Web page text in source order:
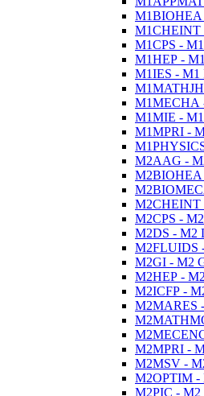
M1BIOHEA
M1CHEINT
M1CPS -
M1HEP -
M1IES - M1
M1MECHA
M1MIE - M1
M1MPRI -
M2AAG -
M2BIOHEA
M2CHEINT
M2CPS -
M2DS - M2
M2FLUIDS
M2GI - M2
M2HEP -
M2ICFP -
M2MARES -
M2MPRI -
M2MSV -
M2OPTIM -
M2PIC - M2